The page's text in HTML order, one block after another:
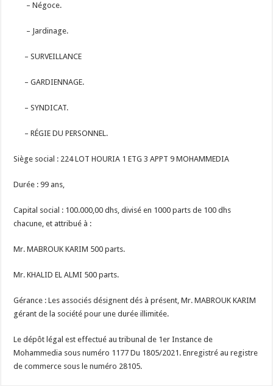
– Négoce.
– Jardinage.
– SURVEILLANCE
– GARDIENNAGE.
– SYNDICAT.
– RÉGIE DU PERSONNEL.
Siège social : 224 LOT HOURIA 1 ETG 3 APPT 9 MOHAMMEDIA
Durée : 99 ans,
Capital social : 100.000,00 dhs, divisé en 1000 parts de 100 dhs
chacune, et attribué à :
Mr. MABROUK KARIM 500 parts.
Mr. KHALID EL ALMI 500 parts.
Gérance : Les associés désignent dés à présent, Mr. MABROUK KARIM
gérant de la société pour une durée illimitée.
Le dépôt légal est effectué au tribunal de 1er Instance de
Mohammedia sous numéro 1177 Du 1805/2021. Enregistré au registre
de commerce sous le numéro 28105.